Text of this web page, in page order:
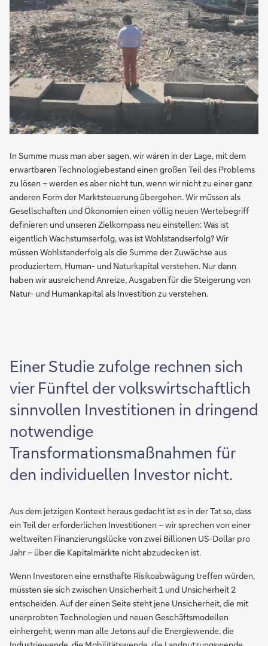
In Summe muss man aber sagen, wir wären in der Lage, mit dem
erwartbaren Technologiebestand einen großen Teil des Problems
zu lösen – werden es aber nicht tun, wenn wir nicht zu einer ganz
anderen Form der Marktsteuerung übergehen. Wir müssen als
Gesellschaften und Ökonomien einen völlig neuen Wertebegriff
definieren und unseren Zielkompass neu einstellen: Was ist
eigentlich Wachstumserfolg, was ist Wohlstandserfolg? Wir
müssen Wohlstanderfolg als die Summe der Zuwächse aus
produziertem, Human- und Naturkapital verstehen. Nur dann
haben wir ausreichend Anreize, Ausgaben für die Steigerung von
Natur- und Humankapital als Investition zu verstehen.
Einer Studie zufolge rechnen sich
vier Fünftel der volkswirtschaftlich
sinnvollen Investitionen in dringend
notwendige
Transformationsmaßnahmen für
den individuellen Investor nicht.
Aus dem jetzigen Kontext heraus gedacht ist es in der Tat so, dass
ein Teil der erforderlichen Investitionen – wir sprechen von einer
weltweiten Finanzierungslücke von zwei Billionen US-Dollar pro
Jahr – über die Kapitalmärkte nicht abzudecken ist.
Wenn Investoren eine ernsthafte Risikoabwägung treffen würden,
müssten sie sich zwischen Unsicherheit 1 und Unsicherheit 2
entscheiden. Auf der einen Seite steht jene Unsicherheit, die mit
unerprobten Technologien und neuen Geschäftsmodellen
einhergeht, wenn man alle Jetons auf die Energiewende, die